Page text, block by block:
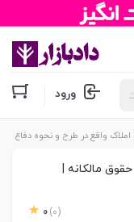
ورود
واقع در طرح و نحوه دفاع از
مالکانه |
0 (0)